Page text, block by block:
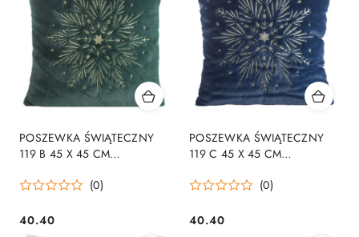
POSZEWKA ŚWIĄTECZNY
119 B 45 X 45 CM
(0)
Cena:
40.40
POSZEWKA ŚWIĄTECZNY
119 C 45 X 45 CM
(0)
Cena:
40.40